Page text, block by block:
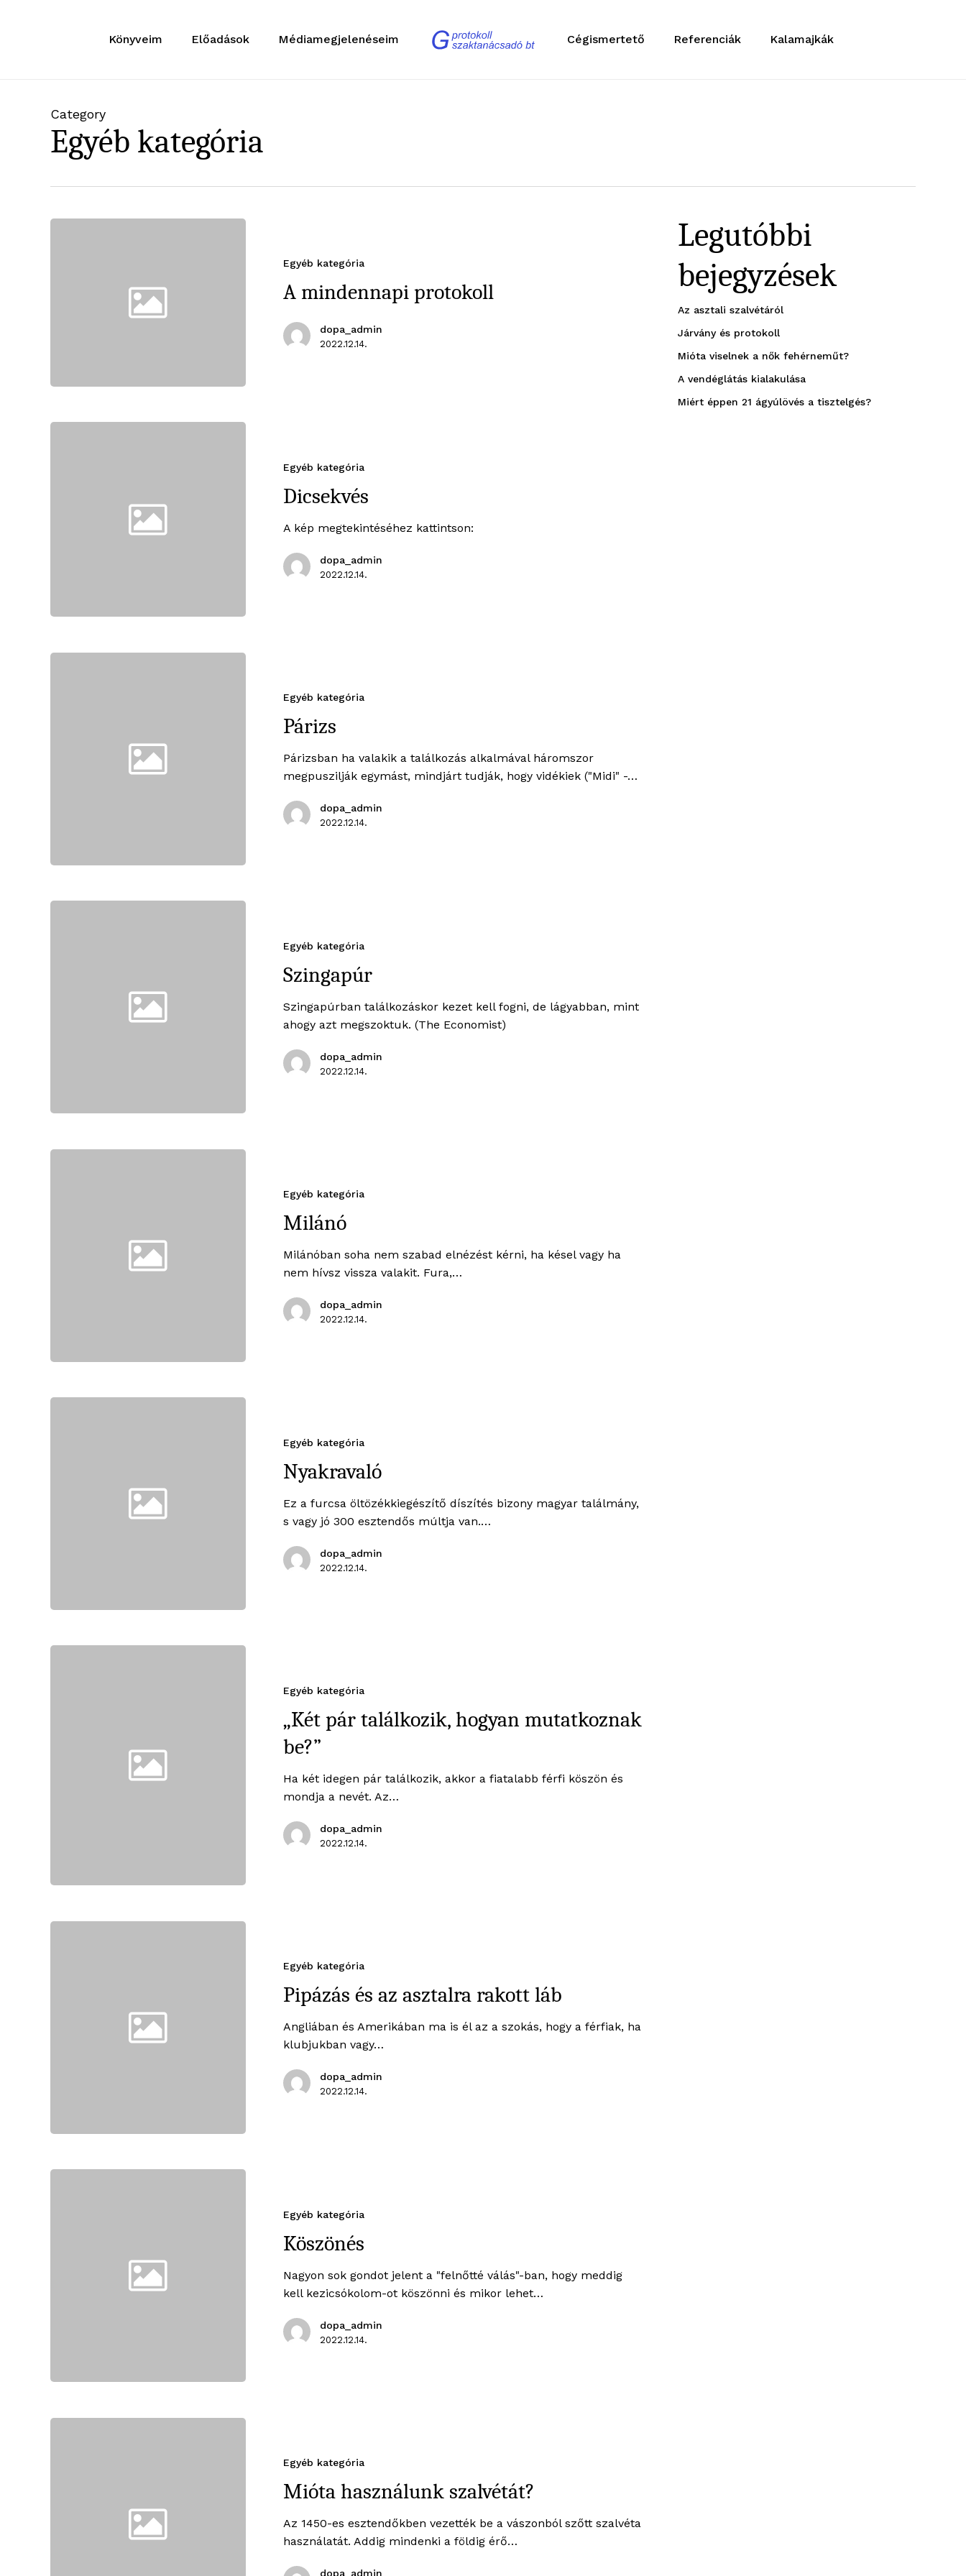
Könyveim Előadások Médiamegjelenéseim Cégismertető Referenciák Kalamajkák
Category
Egyéb kategória
Egyéb kategória
A mindennapi protokoll
dopa_admin
2022.12.14.
Egyéb kategória
Dicsekvés
A kép megtekintéséhez kattintson:
dopa_admin
2022.12.14.
Egyéb kategória
Párizs
Párizsban ha valakik a találkozás alkalmával háromszor
megpuszilják egymást, mindjárt tudják, hogy vidékiek ("Midi" -…
dopa_admin
2022.12.14.
Egyéb kategória
Szingapúr
Szingapúrban találkozáskor kezet kell fogni, de lágyabban, mint
ahogy azt megszoktuk. (The Economist)
dopa_admin
2022.12.14.
Egyéb kategória
Milánó
Milánóban soha nem szabad elnézést kérni, ha késel vagy ha
nem hívsz vissza valakit. Fura,…
dopa_admin
2022.12.14.
Egyéb kategória
Nyakravaló
Ez a furcsa öltözékkiegészítő díszítés bizony magyar találmány,
s vagy jó 300 esztendős múltja van.…
dopa_admin
2022.12.14.
Egyéb kategória
„Két pár találkozik, hogyan mutatkoznak
be?”
Ha két idegen pár találkozik, akkor a fiatalabb férfi köszön és
mondja a nevét. Az…
dopa_admin
2022.12.14.
Egyéb kategória
Pipázás és az asztalra rakott láb
Angliában és Amerikában ma is él az a szokás, hogy a férfiak, ha
klubjukban vagy…
dopa_admin
2022.12.14.
Egyéb kategória
Köszönés
Nagyon sok gondot jelent a "felnőtté válás"-ban, hogy meddig
kell kezicsókolom-ot köszönni és mikor lehet…
dopa_admin
2022.12.14.
Egyéb kategória
Mióta használunk szalvétát?
Az 1450-es esztendőkben vezették be a vászonból szőtt szalvéta
használatát. Addig mindenki a földig érő…
dopa_admin
Legutóbbi
bejegyzések
Az asztali szalvétáról
Járvány és protokoll
Mióta viselnek a nők fehérneműt?
A vendéglátás kialakulása
Miért éppen 21 ágyúlövés a tisztelgés?